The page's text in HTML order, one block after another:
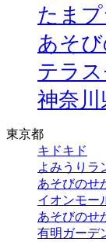
たま
あそ
テラ
神奈川
東京都
キドキド
よみうりラ
あそびのせ
イオンモー
あそびのせ
有明ガーデ